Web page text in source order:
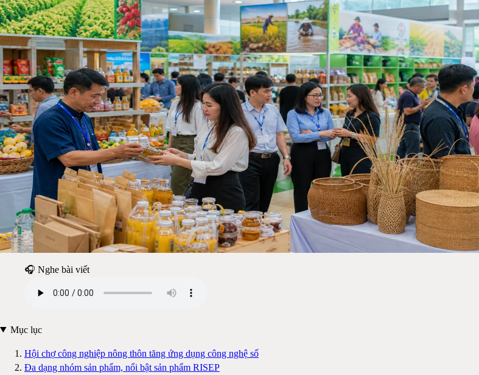
🎧 Nghe bài viết
Mục lục
Hội chợ công nghiệp nông thôn tăng ứng dụng công nghệ số
Đa dạng nhóm sản phẩm, nổi bật sản phẩm RISEP